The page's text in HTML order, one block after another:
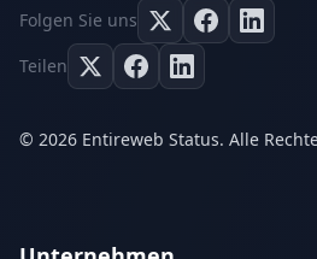
Folgen Sie uns
Teilen
© 2026 Entireweb Status. Alle